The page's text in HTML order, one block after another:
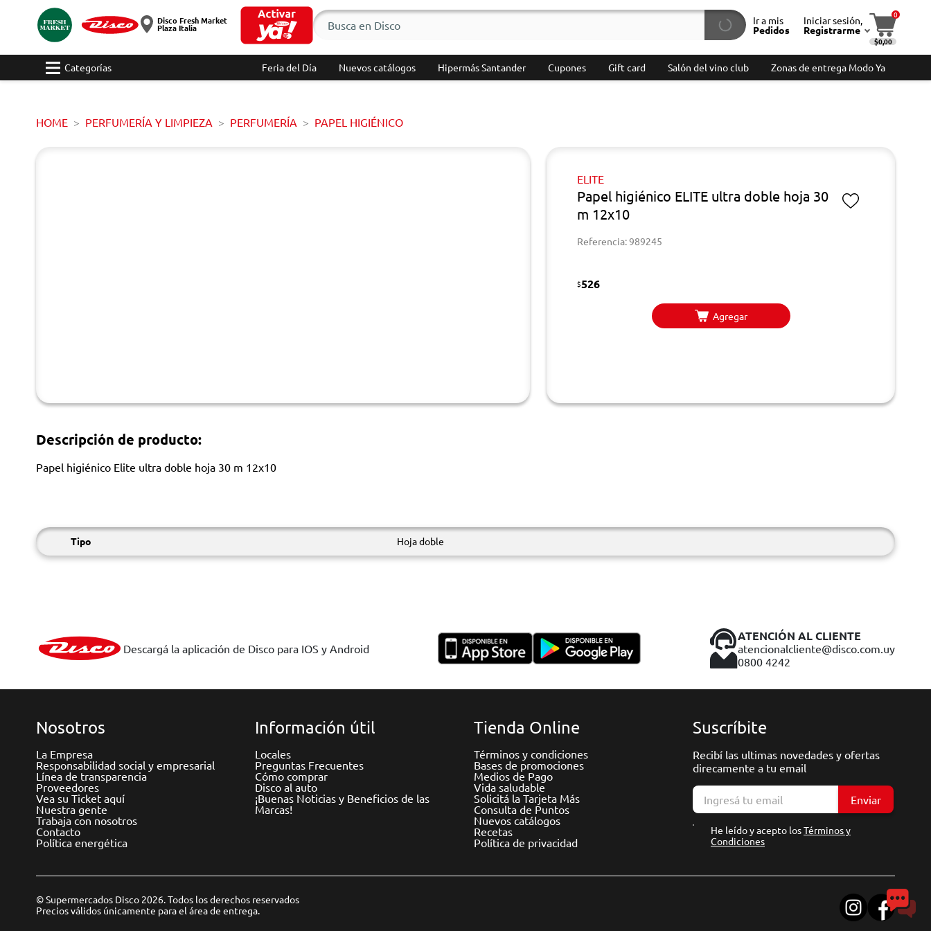
Disco Fresh Market
Plaza Italia
Ir a mis
Pedidos
Iniciar sesión,
Registrarme
0
$0,00
Categorías Feria del Día Nuevos catálogos Hipermás Santander Cupones Gift card Salón del vino club Zonas de entrega Modo Ya
HOME PERFUMERÍA Y LIMPIEZA PERFUMERÍA PAPEL HIGIÉNICO
ELITE
Papel higiénico ELITE ultra doble hoja 30
m 12x10
Referencia: 989245
$526
Agregar
Descripción de producto:
Papel higiénico Elite ultra doble hoja 30 m 12x10
Tipo Hoja doble
Descargá la aplicación de Disco para IOS y Android
ATENCIÓN AL CLIENTE
atencionalcliente@disco.com.uy
0800 4242
Nosotros
La Empresa
Responsabilidad social y empresarial
Línea de transparencia
Proveedores
Vea su Ticket aquí
Nuestra gente
Trabaja con nosotros
Contacto
Política energética
Información útil
Locales
Preguntas Frecuentes
Cómo comprar
Disco al auto
¡Buenas Noticias y Beneficios de las
Marcas!
Tienda Online
Términos y condiciones
Bases de promociones
Medios de Pago
Vida saludable
Solicitá la Tarjeta Más
Consulta de Puntos
Nuevos catálogos
Recetas
Política de privacidad
Suscríbite
Recibí las ultimas novedades y ofertas
direcamente a tu email
Enviar
He leído y acepto losTérminos y
Condiciones
© Supermercados Disco 2026. Todos los derechos reservados
Precios válidos únicamente para el área de entrega.